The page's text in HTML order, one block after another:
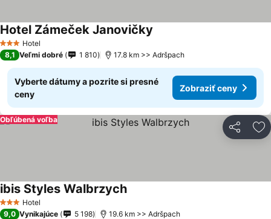
3 Počet hviezdičiek
Hotel
Hotel Zámeček Janovičky
8,1 Veľmi dobré 1 810 17.8 km >> Adršpach
Vyberte dátumy a pozrite si presné
ceny
Zobraziť ceny
Zdieľať
Obľúbená voľba
3 Počet hviezdičiek
Hotel
ibis Styles Walbrzych
9,0 Vynikajúce 5 198 19.6 km >> Adršpach